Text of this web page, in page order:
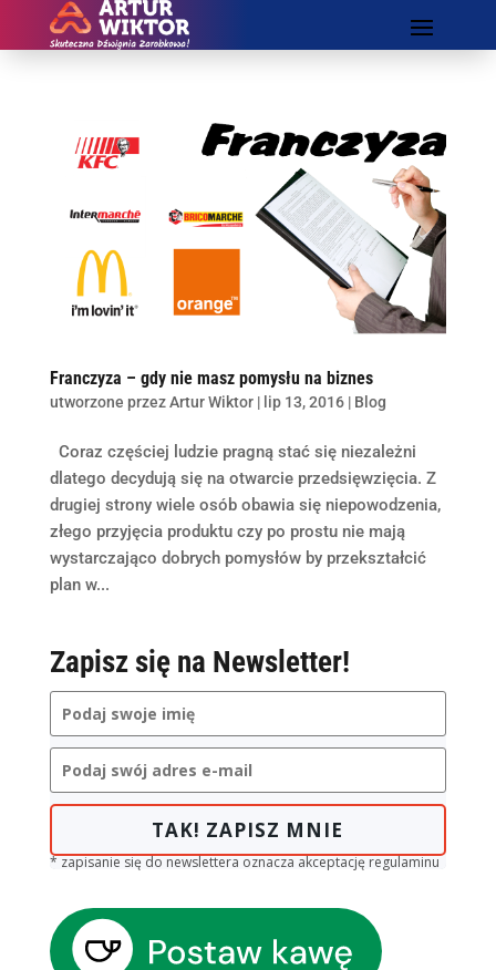
Franczyza – gdy nie masz pomysłu na biznes
utworzone przezArtur Wiktor| lip 13, 2016| Blog
Coraz częściej ludzie pragną stać się niezależni
dlatego decydują się na otwarcie przedsięwzięcia. Z
drugiej strony wiele osób obawia się niepowodzenia,
złego przyjęcia produktu czy po prostu nie mają
wystarczająco dobrych pomysłów by przekształcić
plan w...
Zapisz się na Newsletter!
TAK! ZAPISZ MNIE
* zapisanie się do newslettera oznacza akceptację regulaminu